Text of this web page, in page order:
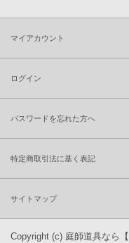
マイアカウント
ログイン
パスワードを忘れた方へ
特定商取引法に基く表記
サイトマップ
Copyright (c) 庭師道具なら